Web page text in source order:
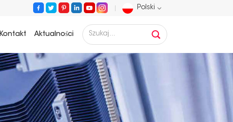
Polski
English
Français
Deutsch
Русский
Kontakt Aktualności